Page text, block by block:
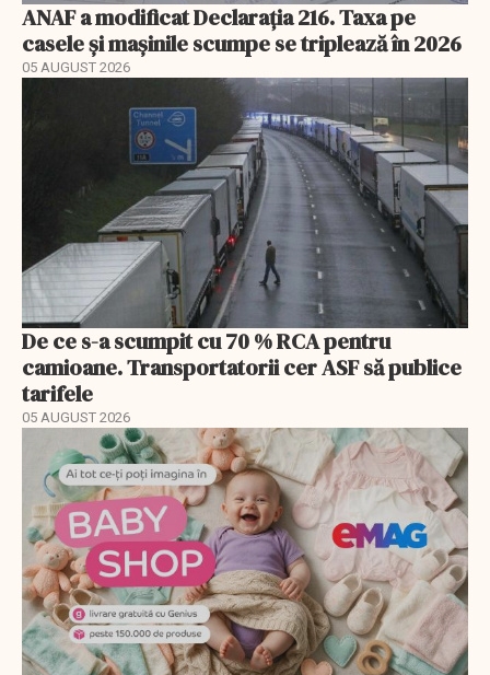
ANAF a modificat Declarația 216. Taxa pe
casele și mașinile scumpe se triplează în 2026
05 AUGUST 2026
De ce s-a scumpit cu 70 % RCA pentru
camioane. Transportatorii cer ASF să publice
tarifele
05 AUGUST 2026